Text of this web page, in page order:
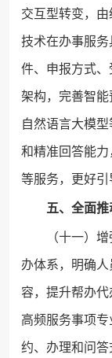
交互型转变，
技术在办事服
件、申报方式
架构，完善智
自然语言大模
和精准回答能
等服务，更好引
五、全面
（十一）
办体系，明确
容，提升帮办
高频服务事项
约、办理和问